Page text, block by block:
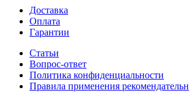
Доставка
Оплата
Гарантии
Статьи
Вопрос-ответ
Политика конфиденциальности
Правила применения